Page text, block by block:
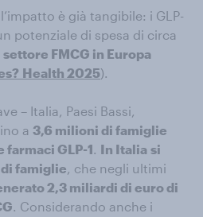
è già tangibile: i GLP-
potenziale di spesa di circa
FMCG in Europa
Health 2025).
– Italia, Paesi Bassi,
a 3,6 milioni di famiglie
GLP-1. In Italia si
famiglie, che negli ultimi
2,3 miliardi di euro di
. Considerando anche i